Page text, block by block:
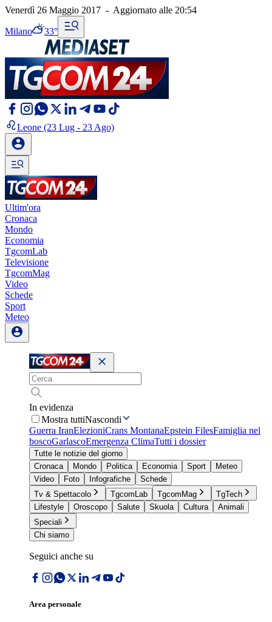
Venerdì 26 Maggio 2017 - Aggiornato alle 20:54
Milano 33°
Leone (23 Lug - 23 Ago)
Ultim'ora
Cronaca
Mondo
Economia
TgcomLab
Televisione
TgcomMag
Video
Schede
Sport
Meteo
In evidenza
Mostra tuttiNascondi
Guerra IranElezioniCrans MontanaEpstein FilesFamiglia nel
boscoGarlascoEmergenza ClimaTutti i dossier
Tutte le notizie del giorno
Cronaca
Mondo Politica Economia Sport
Meteo
Video
Foto Infografiche
Schede
Tv & Spettacolo
TgcomLab TgcomMag
TgTech
Lifestyle
Oroscopo Salute Skuola Cultura
Animali
Speciali
Chi siamo
Seguici anche su
Area personale